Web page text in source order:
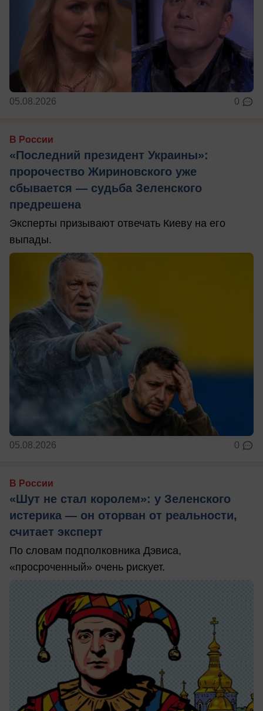
05.08.2026 0
В России
«Последний президент Украины»:
пророчество Жириновского уже
сбывается — судьба Зеленского
предрешена
Эксперты призывают отвечать Киеву на его
выпады.
05.08.2026 0
В России
«Шут не стал королем»: у Зеленского
истерика — он оторван от реальности,
считает эксперт
По словам подполковника Дэвиса,
«просроченный» очень рискует.